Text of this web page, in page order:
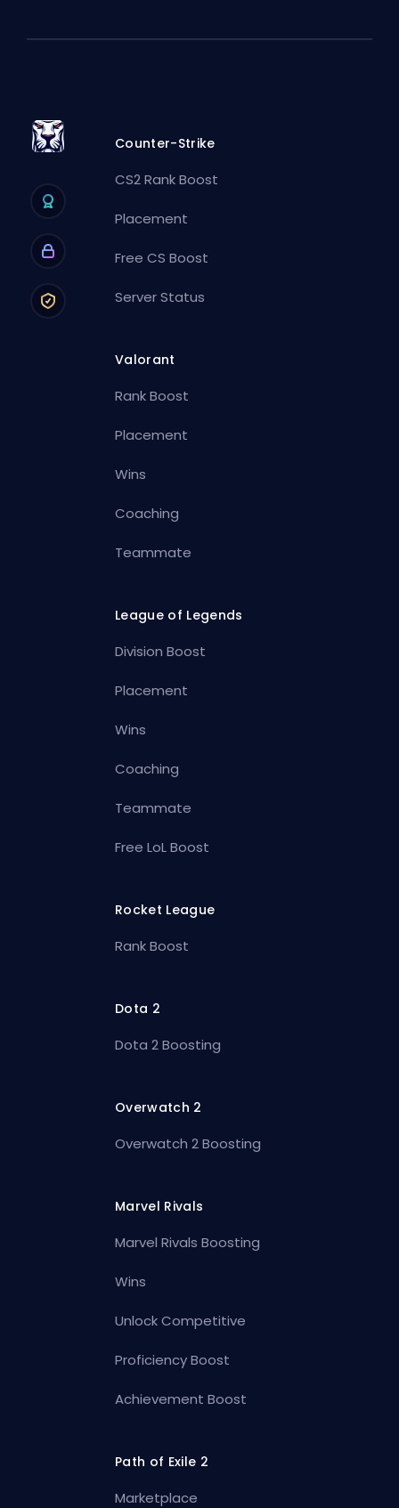
Counter-Strike
CS2 Rank Boost
Placement
Free CS Boost
Server Status
Valorant
Rank Boost
Placement
Wins
Coaching
Teammate
League of Legends
Division Boost
Placement
Wins
Coaching
Teammate
Free LoL Boost
Rocket League
Rank Boost
Dota 2
Dota 2 Boosting
Overwatch 2
Overwatch 2 Boosting
Marvel Rivals
Marvel Rivals Boosting
Wins
Unlock Competitive
Proficiency Boost
Achievement Boost
Path of Exile 2
Marketplace